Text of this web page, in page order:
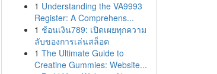
1 Understanding the VA9993
Register: A Comprehens...
1 ช้อนเงิน789: เปิดเผยทุกความ
ลับของการเล่นสล็อต
1 The Ultimate Guide to
Creatine Gummies: Website...